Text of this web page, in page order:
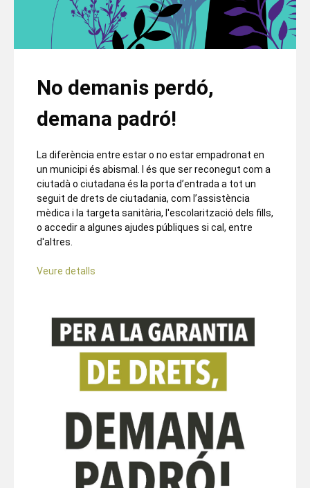
No demanis perdó,
demana padró!
La diferència entre estar o no estar empadronat en
un municipi és abismal. I és que ser reconegut com a
ciutadà o ciutadana és la porta d’entrada a tot un
seguit de drets de ciutadania, com l’assistència
mèdica i la targeta sanitària, l'escolarització dels fills,
o accedir a algunes ajudes públiques si cal, entre
d'altres.
Veure detalls